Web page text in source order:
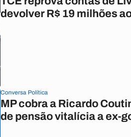
devolver R$ 19 milhões
Conversa Política
MP cobra a Ricardo
de pensão vitalícia a ex-